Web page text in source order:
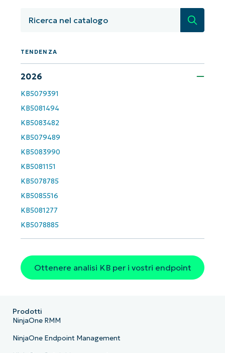
Ricerca
TENDENZA
2026
KB5079391
KB5081494
KB5083482
KB5079489
KB5083990
KB5081151
KB5078785
KB5085516
KB5081277
KB5078885
Ottenere analisi KB per i vostri endpoint
Non è richiesta alcuna carta di credito e si ha
accesso completo a tutte le funzionalità.
last
Business
email*
Phone
number*
Paese
name*
Prodotti
NinjaOne RMM
NinjaOne Endpoint Management